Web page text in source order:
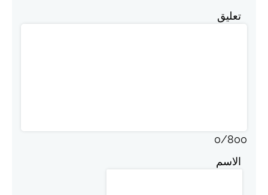
تعليق
0/800
الاسم